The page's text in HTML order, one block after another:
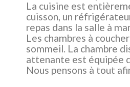
La cuisine est
cuisson, un
repas dans la salle à
Les chambres à
sommeil. La chambre
attenante est équipée
Nous pensons à tout